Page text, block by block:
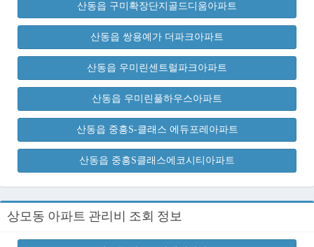
산동읍 구미확장단지골드디움아파트
산동읍 쌍용예가 더파크아파트
산동읍 우미린센트럴파크아파트
산동읍 우미린풀하우스아파트
산동읍 중흥S-클래스 에듀포레아파트
산동읍 중흥S클래스에코시티아파트
상모동 아파트 관리비 조회 정보